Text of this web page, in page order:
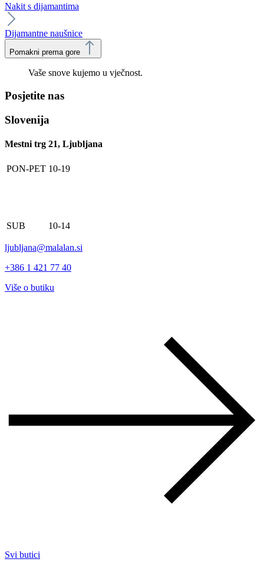
Nakit s dijamantima
Dijamantne naušnice
Pomakni prema gore
Vaše snove kujemo u vječnost.
Posjetite nas
Slovenija
Mestni trg 21, Ljubljana
PON-PET 10-19
SUB 10-14
ljubljana@malalan.si
+386 1 421 77 40
Više o butiku
Svi butici